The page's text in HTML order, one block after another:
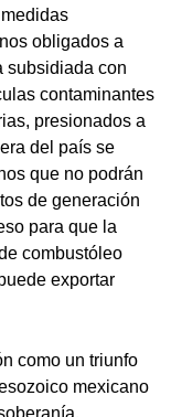
obligados a
subsidiada con
contaminantes
presionados a
del país se
que no podrán
de generación
para que la
combustóleo
exportar
como un triunfo
mexicano